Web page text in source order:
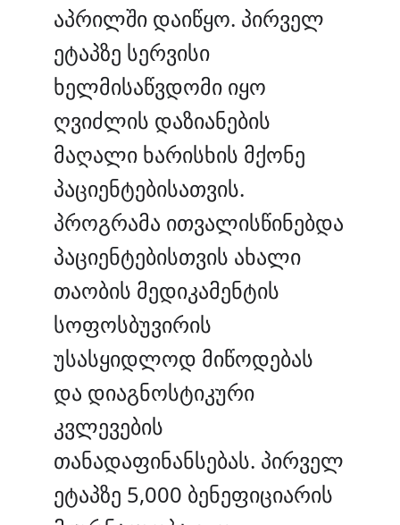
აპრილში დაიწყო. პირველ
ეტაპზე სერვისი
ხელმისაწვდომი იყო
ღვიძლის დაზიანების
მაღალი ხარისხის მქონე
პაციენტებისათვის.
პროგრამა ითვალისწინებდა
პაციენტებისთვის ახალი
თაობის მედიკამენტის
სოფოსბუვირის
უსასყიდლოდ მიწოდებას
და დიაგნოსტიკური
კვლევების
თანადაფინანსებას. პირველ
ეტაპზე 5,000 ბენეფიციარის